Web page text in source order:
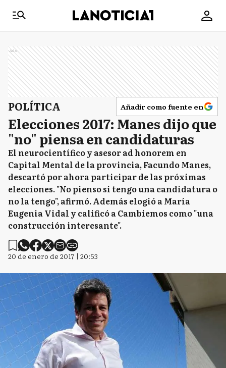
Ads
POLÍTICA Añadir como fuente en
Elecciones 2017: Manes dijo que
"no" piensa en candidaturas
El neurocientífico y asesor ad honorem en
Capital Mental de la provincia, Facundo Manes,
descartó por ahora participar de las próximas
elecciones. "No pienso si tengo una candidatura o
no la tengo", afirmó. Además elogió a María
Eugenia Vidal y calificó a Cambiemos como "una
construcción interesante".
20 de enero de 2017 | 20:53